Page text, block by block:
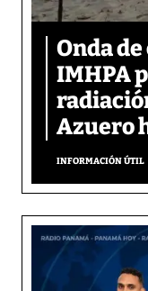
Onda
IMHPA
Azuero
INFORMACIÓN ÚTIL